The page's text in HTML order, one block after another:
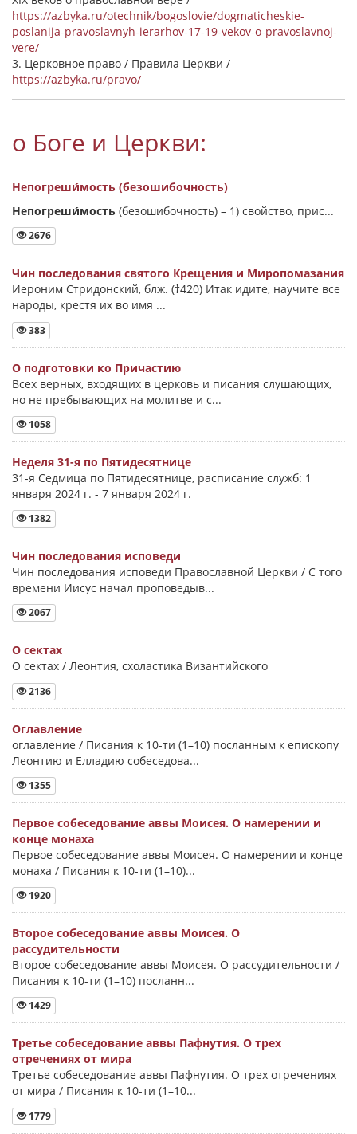
https://azbyka.ru/otechnik/bogoslovie/dogmaticheskie-
poslanija-pravoslavnyh-ierarhov-17-19-vekov-o-pravoslavnoj-
vere/
3. Церковное право / Правила Церкви /
https://azbyka.ru/pravo/
о Боге и Церкви:
Непогреши́мость (безошибочность)
Непогреши́мость (безошибочность) – 1) свойство, прис...
2676
Чин последования святого Крещения и Миропомазания
Иероним Стридонский, блж. (†420) Итак идите, научите все
народы, крестя их во имя ...
383
О подготовки ко Причастию
Всех верных, входящих в церковь и писания слушающих,
но не пребывающих на молитве и с...
1058
Неделя 31-я по Пятидесятнице
31-я Седмица по Пятидесятнице, расписание служб: 1
января 2024 г. - 7 января 2024 г.
1382
Чин последования исповеди
Чин последования исповеди Православной Церкви / С того
времени Иисус начал проповедыв...
2067
О сектах
О сектах / Леонтия, схоластика Византийского
2136
Оглавление
оглавление / Писания к 10-ти (1–10) посланным к епископу
Леонтию и Елладию собеседова...
1355
Первое собеседование аввы Моисея. О намерении и
конце монаха
Первое собеседование аввы Моисея. О намерении и конце
монаха / Писания к 10-ти (1–10)...
1920
Второе собеседование аввы Моисея. О
рассудительности
Второе собеседование аввы Моисея. О рассудительности /
Писания к 10-ти (1–10) посланн...
1429
Третье собеседование аввы Пафнутия. О трех
отречениях от мира
Третье собеседование аввы Пафнутия. О трех отречениях
от мира / Писания к 10-ти (1–10...
1779